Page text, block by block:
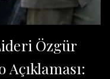
Özgür